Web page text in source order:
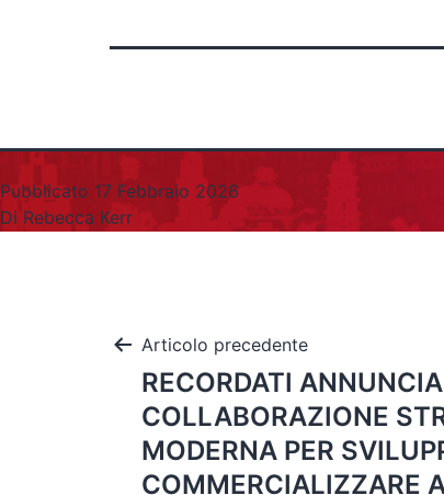
Pubblicato 17 Febbraio 2026
Di Rebecca Kerr
Articolo precedente
RECORDATI
COLLABORAZIONE
MODERNA PER
COMMERCIALIZZARE